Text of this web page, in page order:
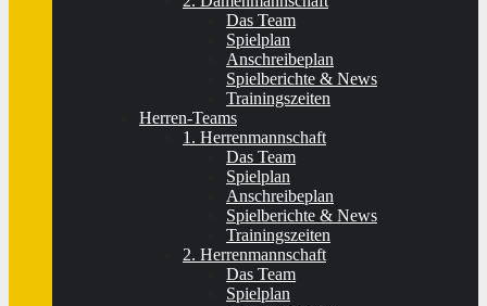
Das Team
Spielplan
Anschreibeplan
Spielberichte & News
Trainingszeiten
Herren-Teams
1. Herrenmannschaft
Das Team
Spielplan
Anschreibeplan
Spielberichte & News
Trainingszeiten
2. Herrenmannschaft
Das Team
Spielplan